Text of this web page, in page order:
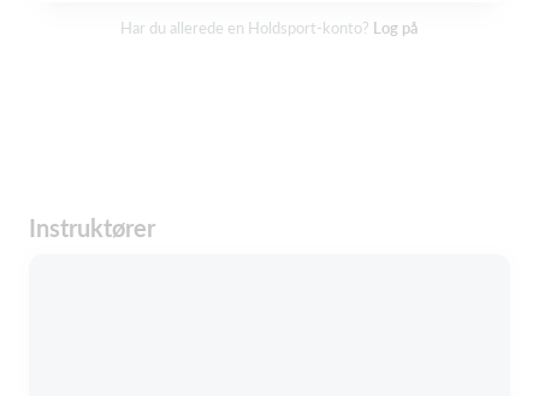
Har du allerede en Holdsport-konto? Log på
Instruktører